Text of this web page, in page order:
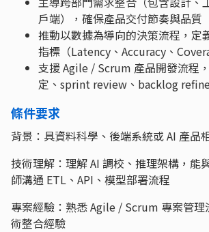
戶端），確保產品交付節奏與品質
推動以數據為導向的決策流程，定
指標（Latency、Accuracy、
支援 Agile / Scrum 產品開發流程
定、sprint review、backlog
條件要求
背景：具資料科學、後端系統或 AI 產品
技術理解：理解 AI 調校、推理架構，能
師溝通 ETL、API、模型部署流程
專案經驗：熟悉 Agile / Scrum 專案管理
術整合經驗